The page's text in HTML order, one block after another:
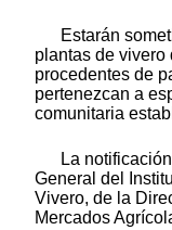
Estarán
plantas de vivero
procedentes de
pertenezcan a
comunitaria
La
General del
Vivero, de la
Mercados